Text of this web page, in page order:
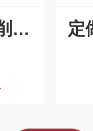
定做冷却液输送铁削强磁磁性排屑机